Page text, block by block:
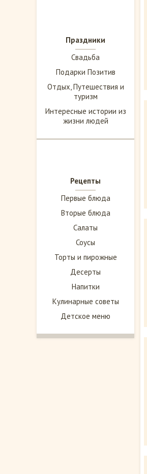
Праздники
Свадьба
Подарки Позитив
Отдых, Путешествия и
туризм
Интересные истории из
жизни людей
Рецепты
Первые блюда
Вторые блюда
Салаты
Соусы
Торты и пирожные
Десерты
Напитки
Кулинарные советы
Детское меню